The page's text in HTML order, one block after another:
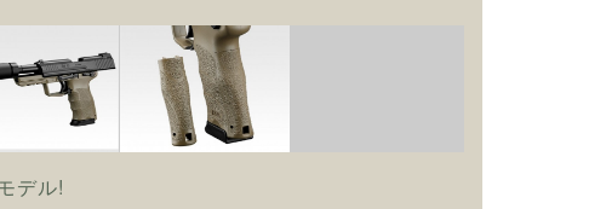
デル!